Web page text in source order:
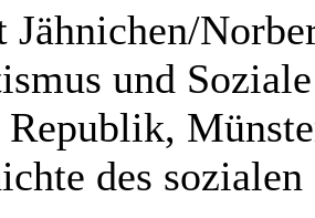
Jähnichen/
und
Republik,
des